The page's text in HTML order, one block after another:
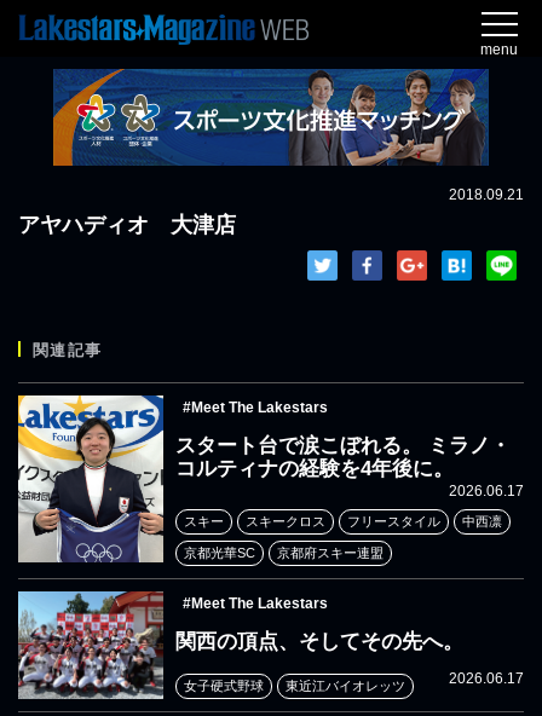
menu
2018.09.21
アヤハディオ 大津店
関連記事
#Meet The Lakestars
スタート台で涙こぼれる。 ミラノ・
コルティナの経験を4年後に。
2026.06.17
スキー スキークロス フリースタイル 中西凛
京都光華SC 京都府スキー連盟
#Meet The Lakestars
関西の頂点、そしてその先へ。
2026.06.17
女子硬式野球 東近江バイオレッツ